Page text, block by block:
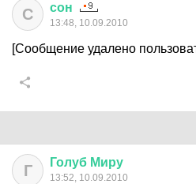
С сон
13:48, 10.09.2010
[Сообщение удалено
Г Голуб Миру
13:52, 10.09.2010